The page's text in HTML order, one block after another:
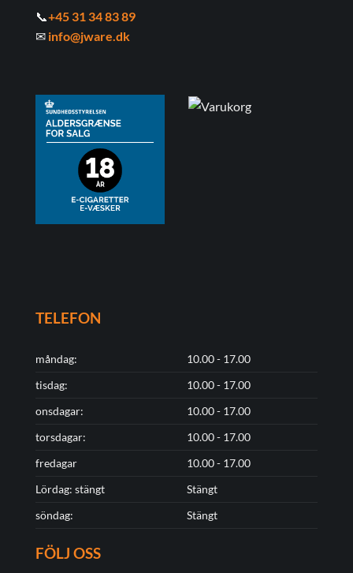
📞+45 31 34 83 89
✉ info@jware.dk
TELEFON
måndag:
10.00 - 17.00
tisdag:
10.00 - 17.00
onsdagar:
10.00 - 17.00
torsdagar:
10.00 - 17.00
fredagar
10.00 - 17.00
Lördag: stängt
Stängt
söndag:
Stängt
FÖLJ OSS